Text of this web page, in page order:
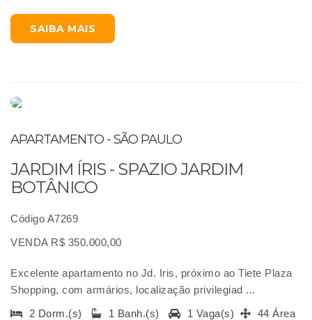
SAIBA MAIS
APARTAMENTO - SÃO PAULO
JARDIM ÍRIS - SPAZIO JARDIM
BOTÂNICO
Código A7269
VENDA R$ 350.000,00
Excelente apartamento no Jd. Iris, próximo ao Tiete Plaza
Shopping, com armários, localização privilegiad ...
2 Dorm.(s)
1 Banh.(s) 1 Vaga(s)
44 Área